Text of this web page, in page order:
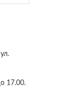
17.00.